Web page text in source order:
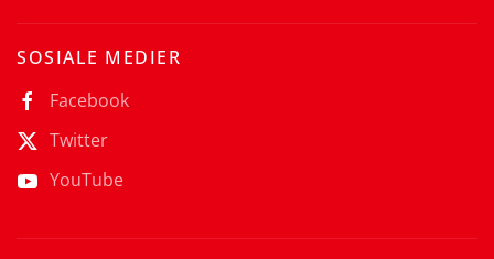
SOSIALE MEDIER
Facebook
Twitter
YouTube